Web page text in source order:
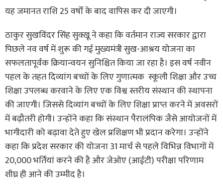
यह जमानत राशि 25 वर्षों के बाद वापिस कर दी जाएगी।
ठाकुर सुखविंदर सिंह सुक्खू ने कहा कि वर्तमान राज्य सरकार द्वारा
पिछले नव वर्ष में शुरू की गई मुख्यमंत्री सुख-आश्रय योजना का
सफलतापूर्वक क्रियान्वयन सुनिश्चित किया जा रहा है। इस वर्ष नवीन
पहल के तहत दिव्यांग बच्चों के लिए गुणात्मक स्कूली शिक्षा और उच्च
शिक्षा उपलब्ध करवाने के लिए एक विश्व स्तरीय संस्थान की स्थापना
की जाएगी। जिससे दिव्यांग बच्चों के लिए शिक्षा प्राप्त करने में अवसरों
में बढ़ौतरी होगी। उन्होंने कहा कि संस्थान पैरालंपिक जैसे आयोजनों में
भागीदारी को बढ़ावा देते हुए खेल प्रशिक्षण भी प्रदान करेगा। उन्होंने
कहा कि प्रदेश सरकार की योजना 31 मार्च से पहले विभिन्न विभागों में
20,000 भर्तियां करने की है और जेओए (आईटी) परीक्षा परिणाम
शीघ्र ही आने की उम्मीद है।